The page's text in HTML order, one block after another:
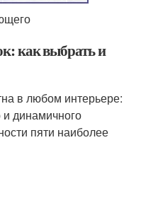
как выбрать и
в любом интерьере:
и динамичного
пяти наиболее